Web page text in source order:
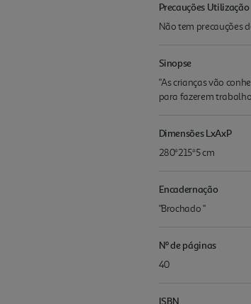
Precauções Utilização
Não tem precauções
Sinopse
"As crianças vão
para fazerem
Dimensões LxAxP
280*215*5 cm
Encadernação
"Brochado "
Nº de páginas
40
ISBN